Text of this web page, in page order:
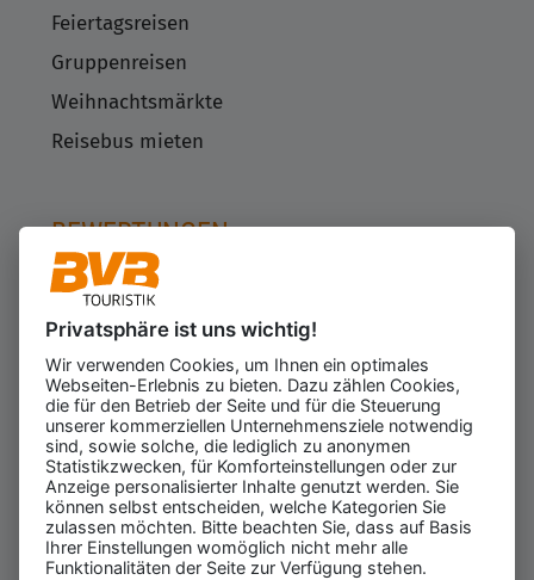
Feiertagsreisen
Gruppenreisen
Weihnachtsmärkte
Reisebus mieten
BEWERTUNGEN
623
für den Veranstalter
Gesamtbewertung
4.43von 5.00
Weiterempfehlung
97%
07.08.2026 ⓘ Echte Bewertungen
Privatsphäre ist uns wichtig!
Wir verwenden Cookies, um Ihnen ein optimales
Webseiten-Erlebnis zu bieten. Dazu zählen Cookies,
die für den Betrieb der Seite und für die Steuerung
unserer kommerziellen Unternehmensziele notwendig
sind, sowie solche, die lediglich zu anonymen
Statistikzwecken, für Komforteinstellungen oder zur
Anzeige personalisierter Inhalte genutzt werden. Sie
können selbst entscheiden, welche Kategorien Sie
zulassen möchten. Bitte beachten Sie, dass auf Basis
Ihrer Einstellungen womöglich nicht mehr alle
Funktionalitäten der Seite zur Verfügung stehen.